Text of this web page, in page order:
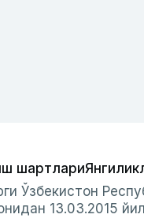
шартлари
Ўзбекистон
13.03.2015